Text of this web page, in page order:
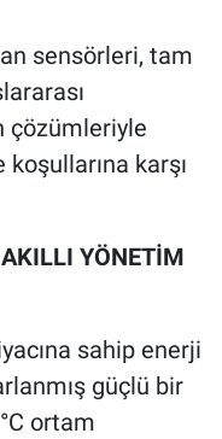
sensörleri, tam
çözümleriyle
karşı
YÖNETİM
sahip enerji
güçlü bir
ortam